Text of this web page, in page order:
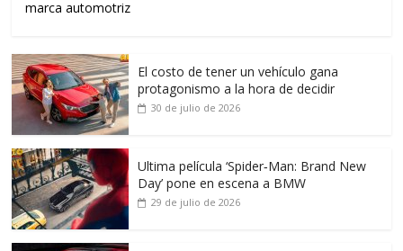
marca automotriz
El costo de tener un vehículo gana
protagonismo a la hora de decidir
30 de julio de 2026
Ultima película ‘Spider‑Man: Brand New
Day’ pone en escena a BMW
29 de julio de 2026